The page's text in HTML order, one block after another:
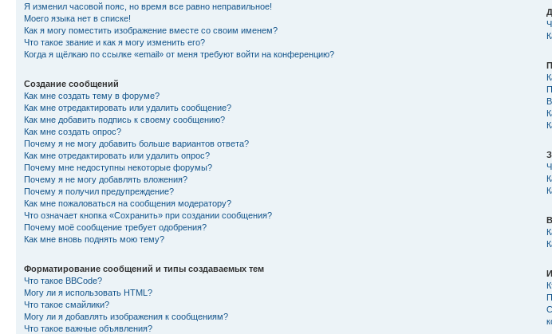
Я изменил часовой пояс, но время все равно неправильное!
Моего языка нет в списке!
Как я могу поместить изображение вместе со своим именем?
Что такое звание и как я могу изменить его?
Когда я щёлкаю по ссылке «email» от меня требуют войти на конференцию?
Создание сообщений
Как мне создать тему в форуме?
Как мне отредактировать или удалить сообщение?
Как мне добавить подпись к своему сообщению?
Как мне создать опрос?
Почему я не могу добавить больше вариантов ответа?
Как мне отредактировать или удалить опрос?
Почему мне недоступны некоторые форумы?
Почему я не могу добавлять вложения?
Почему я получил предупреждение?
Как мне пожаловаться на сообщения модератору?
Что означает кнопка «Сохранить» при создании сообщения?
Почему моё сообщение требует одобрения?
Как мне вновь поднять мою тему?
Форматирование сообщений и типы создаваемых тем
Что такое BBCode?
Могу ли я использовать HTML?
Что такое смайлики?
Могу ли я добавлять изображения к сообщениям?
Что такое важные объявления?